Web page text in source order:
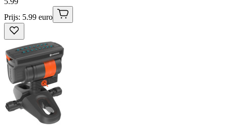
Prijs: 5.99 euro